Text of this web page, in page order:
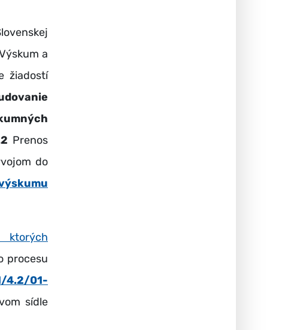
a
žiadostí
Prenos
do
ktorých
procesu
4.2/01-
sídle